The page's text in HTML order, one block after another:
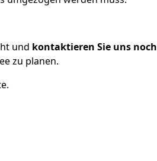
und kontaktieren Sie uns noch
zu planen.